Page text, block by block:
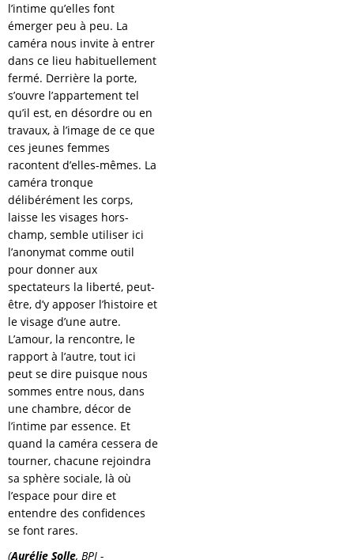
l’intime qu’elles font
émerger peu à peu. La
caméra nous invite à entrer
dans ce lieu habituellement
fermé. Derrière la porte,
s’ouvre l’appartement tel
qu’il est, en désordre ou en
travaux, à l’image de ce que
ces jeunes femmes
racontent d’elles-mêmes. La
caméra tronque
délibérément les corps,
laisse les visages hors-
champ, semble utiliser ici
l’anonymat comme outil
pour donner aux
spectateurs la liberté, peut-
être, d’y apposer l’histoire et
le visage d’une autre.
L’amour, la rencontre, le
rapport à l’autre, tout ici
peut se dire puisque nous
sommes entre nous, dans
une chambre, décor de
l’intime par essence. Et
quand la caméra cessera de
tourner, chacune rejoindra
sa sphère sociale, là où
l’espace pour dire et
entendre des confidences
se font rares.
(Aurélie Solle, BPI -